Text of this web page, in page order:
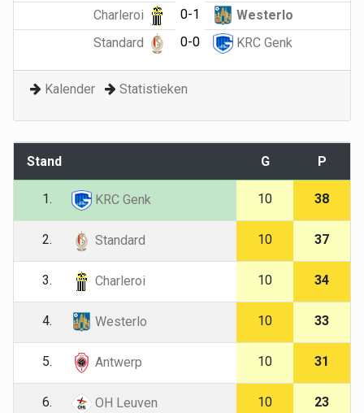
Charleroi
0-1
Westerlo
Standard
0-0 KRC Genk
Kalender Statistieken
Stand G P
1. KRC Genk 10 38
2. Standard 10 37
3. Charleroi 10 34
4. Westerlo 10 33
5. Antwerp 10 31
6. OH Leuven 10 23